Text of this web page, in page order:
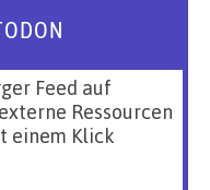
Feed auf
Ressourcen
einem Klick